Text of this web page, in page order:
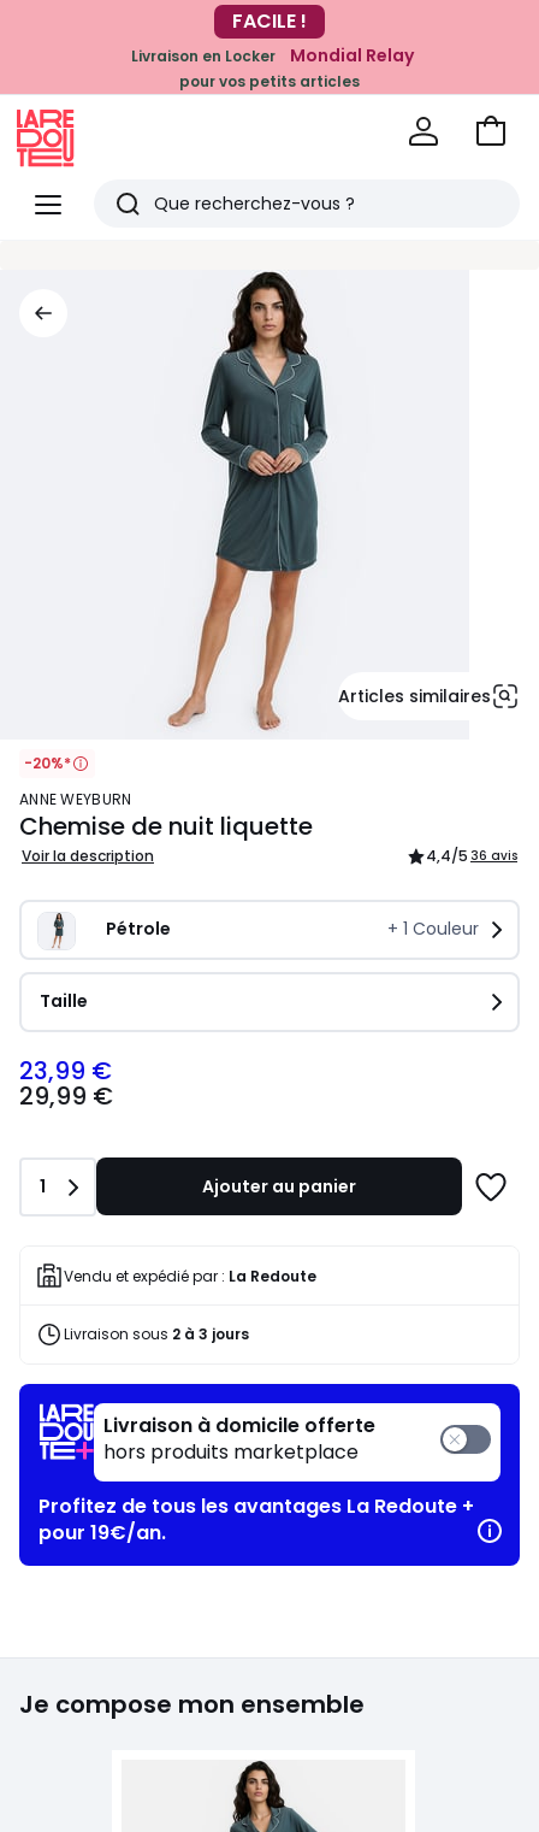
-20% dès 39€*
sur la mode
FACILE !
Livraison en Locker Mondial Relay
pour vos petits articles
Menu
Redoute
Rechercher
Voir
Articles similaires
-20%*
ANNE WEYBURN
Chemise de nuit liquette
Voir la description 4,4/5 36 avis
Pétrole + 1 Couleur
Taille
29,99
€
programme
pour
23,99
23,99 €
29,99 €
Quantité
1 Ajouter au panier
Vendu et expédié par : La Redoute
Livraison sous 2 à 3 jours
Livraison à domicile offerte
hors produits marketplace
Profitez de tous les avantages La Redoute +
pour 19€/an.
Je compose mon ensemble